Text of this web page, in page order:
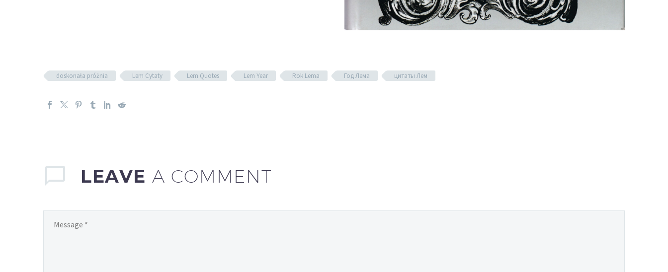
doskonała próżnia Lem Cytaty Lem Quotes Lem Year Rok Lema Год Лема цитаты Лем
LEAVE A COMMENT